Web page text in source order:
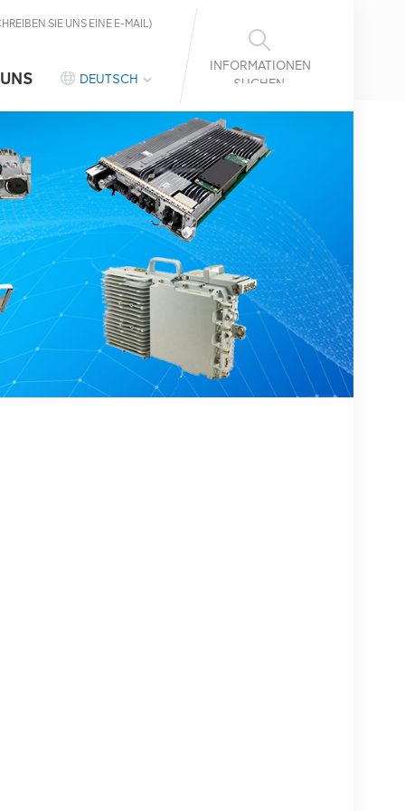
INFORMATIONEN
SUCHEN
SIE UNS EINE E-MAIL)
DEUTSCH